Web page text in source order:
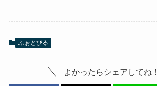
ふぉとびる
よかったらシェアしてね！